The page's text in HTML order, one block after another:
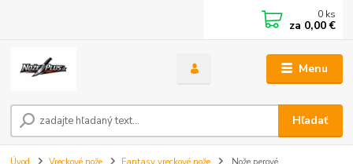
Menu
Hľadať
0 ks
za 0,00 €